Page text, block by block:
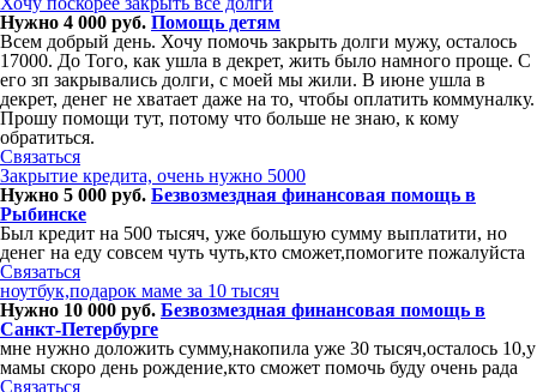
Нужно 4 000 руб. Помощь детям
Всем добрый день. Хочу помочь закрыть долги мужу, осталось
17000. До Того, как ушла в декрет, жить было намного проще. С
его зп закрывались долги, с моей мы жили. В июне ушла в
декрет, денег не хватает даже на то, чтобы оплатить коммуналку.
Прошу помощи тут, потому что больше не знаю, к кому
обратиться.
Связаться
Закрытие кредита, очень нужно 5000
Нужно 5 000 руб. Безвозмездная финансовая помощь в
Рыбинске
Был кредит на 500 тысяч, уже большую сумму выплатити, но
денег на еду совсем чуть чуть,кто сможет,помогите пожалуйста
Связаться
ноутбук,подарок маме за 10 тысяч
Нужно 10 000 руб. Безвозмездная финансовая помощь в
Санкт-Петербурге
мне нужно доложить сумму,накопила уже 30 тысяч,осталось 10,у
мамы скоро день рождение,кто сможет помочь буду очень рада
Связаться